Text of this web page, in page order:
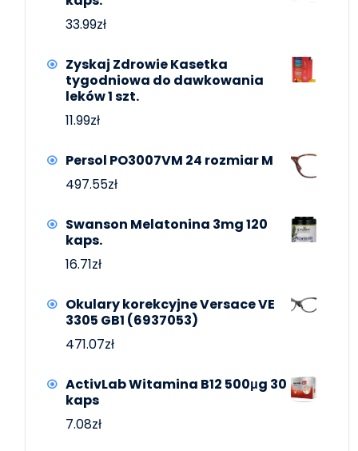
33.99zł
Zyskaj Zdrowie Kasetka
tygodniowa do dawkowania
leków 1 szt.
11.99zł
Persol PO3007VM 24 rozmiar M
497.55zł
Swanson Melatonina 3mg 120
kaps.
16.71zł
Okulary korekcyjne Versace VE
3305 GB1 (6937053)
471.07zł
ActivLab Witamina B12 500μg 30
kaps
7.08zł